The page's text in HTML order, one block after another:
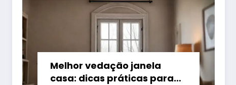
Melhor vedação janela
casa: dicas práticas para